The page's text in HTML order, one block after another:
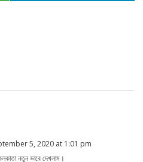
5, 2020 at 1:01 pm
নতুন ভাবে দেখলাম।